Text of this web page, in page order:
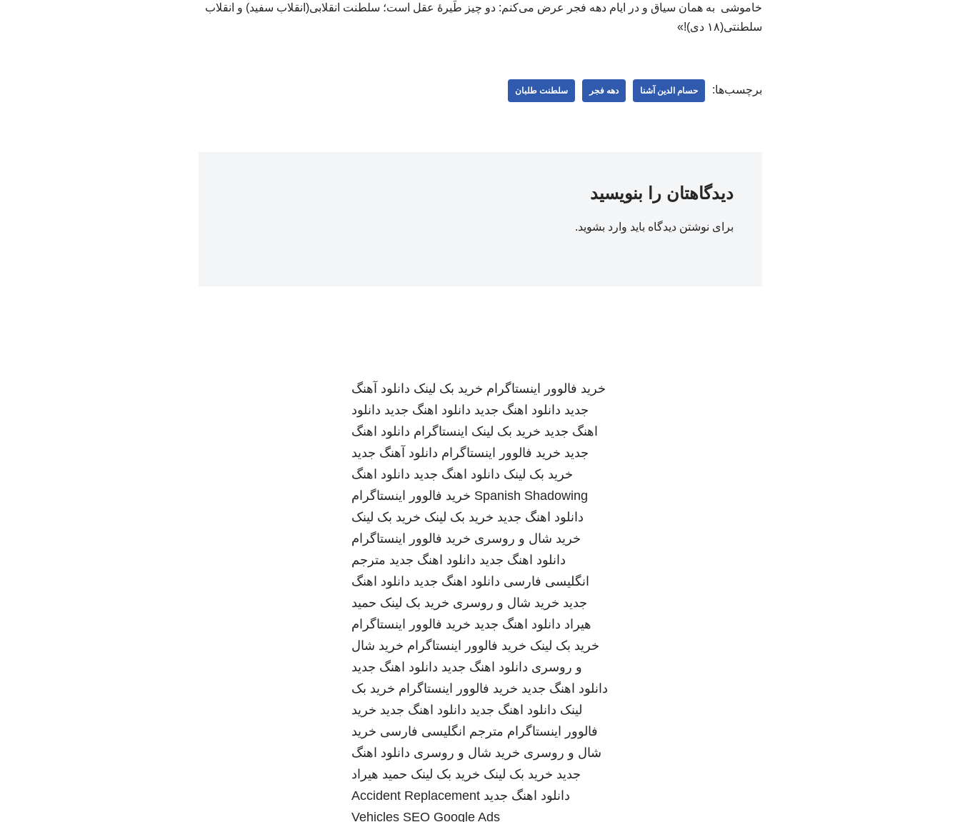
خاموشی به همان سیاق و در ایام دهه فجر عرض می‌کنم: دو چیز طَیرهٔ عقل است؛ سلطنت انقلابی(انقلاب سفید) و انقلاب
سلطنتی(۱۸ دی)!»
برچسب‌ها: حسام‌ الدین آشنا دهه فجر سلطنت طلبان
دیدگاهتان را بنویسید
برای نوشتن دیدگاه باید وارد بشوید.
خرید فالوور اینستاگرام خرید بک لینک دانلود آهنگ
جدید دانلود اهنگ جدید دانلود اهنگ جدید دانلود
اهنگ جدید خرید بک لینک اینستاگرام دانلود اهنگ
جدید خرید فالوور اینستاگرام دانلود آهنگ جدید
خرید بک لینک دانلود اهنگ جدید دانلود اهنگ
Spanish Shadowing خرید فالوور اینستاگرام
دانلود اهنگ جدید خرید بک لینک خرید بک لینک
خرید شال و روسری خرید فالوور اینستاگرام
دانلود اهنگ جدید دانلود اهنگ جدید مترجم
انگلیسی فارسی دانلود اهنگ جدید دانلود اهنگ
جدید خرید شال و روسری خرید بک لینک حمید
هیراد دانلود اهنگ جدید خرید فالوور اینستاگرام
خرید بک لینک خرید فالوور اینستاگرام خرید شال
و روسری دانلود اهنگ جدید دانلود اهنگ جدید
دانلود اهنگ جدید خرید فالوور اینستاگرام خرید بک
لینک دانلود اهنگ جدید دانلود اهنگ جدید خرید
فالوور اینستاگرام مترجم انگلیسی فارسی خرید
شال و روسری خرید شال و روسری دانلود اهنگ
جدید خرید بک لینک خرید بک لینک حمید هیراد
دانلود اهنگ جدید Accident Replacement
Vehicles SEO Google Ads